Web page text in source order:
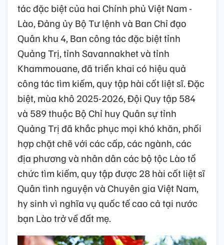
tác đặc biệt của hai Chính phủ Việt Nam -
Lào, Đảng ủy Bộ Tư lệnh và Ban Chỉ đạo
Quân khu 4, Ban công tác đặc biệt tỉnh
Quảng Trị, tỉnh Savannakhet và tỉnh
Khammouane, đã triển khai có hiệu quả
công tác tìm kiếm, quy tập hài cốt liệt sĩ. Đặc
biệt, mùa khô 2025-2026, Đội Quy tập 584
và 589 thuộc Bộ Chỉ huy Quân sự tỉnh
Quảng Trị đã khắc phục mọi khó khăn, phối
hợp chặt chẽ với các cấp, các ngành, các
địa phương và nhân dân các bộ tộc Lào tổ
chức tìm kiếm, quy tập được 28 hài cốt liệt sĩ
Quân tình nguyện và Chuyên gia Việt Nam,
hy sinh vì nghĩa vụ quốc tế cao cả tại nước
bạn Lào trở về đất mẹ.